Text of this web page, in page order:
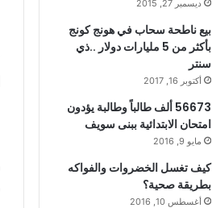
ديسمبر 27, 2015
بيع ناطحة سحاب في هونج كونج
بأكثر من 5 مليارات دولار ..ذي
سنتر
أكتوبر 16, 2017
56673 ألف طالباً وطالبة يؤدون
امتحان الابتدائية ببنى سويف
مايو 9, 2016
كيف تغسل الخضروات والفواكه
بطريقة صحية؟
أغسطس 10, 2016